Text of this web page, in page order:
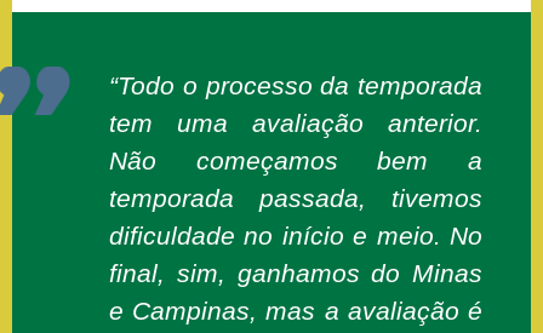
“Todo o processo da temporada
tem uma avaliação anterior.
Não começamos bem a
temporada passada, tivemos
dificuldade no início e meio. No
final, sim, ganhamos do Minas
e Campinas, mas a avaliação é